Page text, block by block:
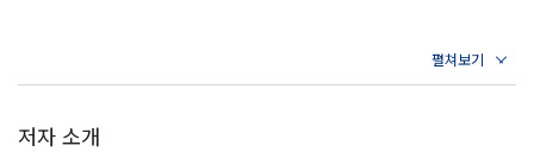
저자 소개